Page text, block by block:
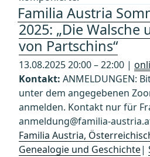
Familia Austria
2025: „Die Walsche
von Partschins“
13.08.2025 20:00 – 22:00 |
Kontakt: ANMELDUNGEN:
unter dem angegebenen
anmelden. Kontakt nur für
anmeldung@familia-
Familia Austria,
Genealogie und Geschichte|